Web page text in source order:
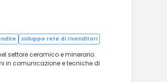
sviluppo rete di rivenditori
settore ceramico e minerario.
in comunicazione e tecniche di